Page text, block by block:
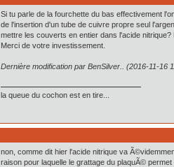
Si tu parle de la fourchette du bas effectivement
de l'insertion d'un tube de cuivre propre seul
mettre les couverts en entier dans l'acide
Merci de votre investissement.
Dernière modification par BenSilver.. (2016-11-16
la queue du cochon est en tire...
non, comme dit hier l'acide nitrique va
raison pour laquelle le grattage du plaquÃ©